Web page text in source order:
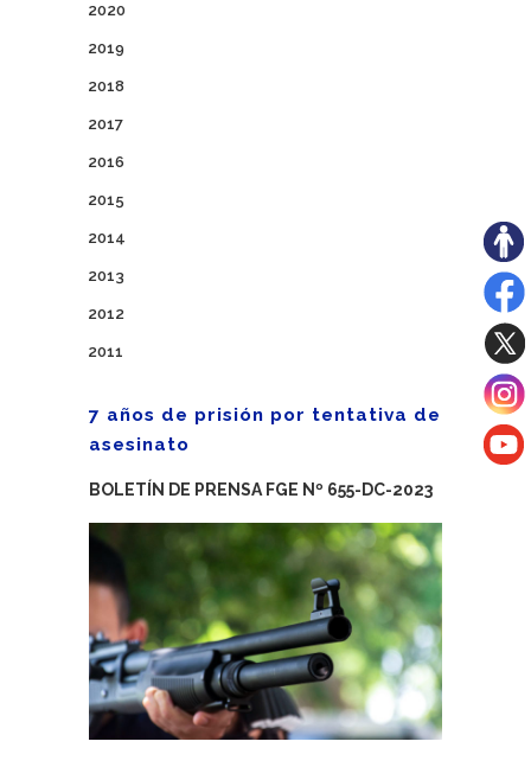
2020
2019
2018
2017
2016
2015
2014
2013
2012
2011
7 años de prisión por tentativa de
asesinato
BOLETÍN DE PRENSA FGE Nº 655-DC-2023